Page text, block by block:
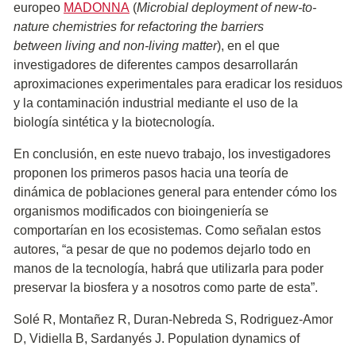
europeo MADONNA (Microbial deployment of new-to-
nature chemistries for refactoring the barriers
between living and non-living matter), en el que
investigadores de diferentes campos desarrollarán
aproximaciones experimentales para eradicar los residuos
y la contaminación industrial mediante el uso de la
biología sintética y la biotecnología.
En conclusión, en este nuevo trabajo, los investigadores
proponen los primeros pasos hacia una teoría de
dinámica de poblaciones general para entender cómo los
organismos modificados con bioingeniería se
comportarían en los ecosistemas. Como señalan estos
autores, “a pesar de que no podemos dejarlo todo en
manos de la tecnología, habrá que utilizarla para poder
preservar la biosfera y a nosotros como parte de esta”.
Solé R, Montañez R, Duran-Nebreda S, Rodriguez-Amor
D, Vidiella B, Sardanyés J. Population dynamics of